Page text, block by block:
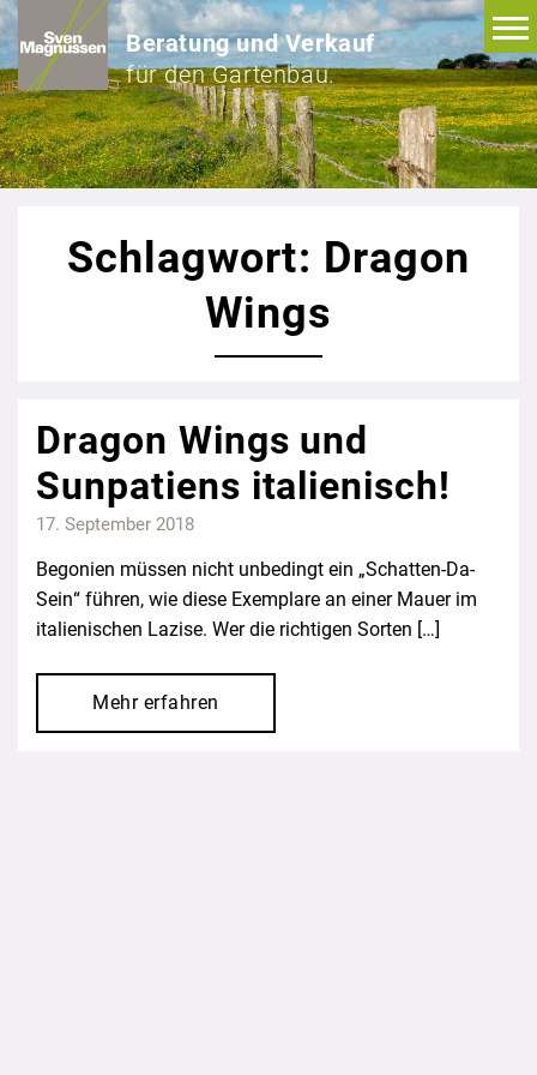
Beratung und Verkauf
für den Gartenbau.
Schlagwort: Dragon
Wings
Dragon Wings und
Sunpatiens italienisch!
17. September 2018
Begonien müssen nicht unbedingt ein „Schatten-Da-
Sein“ führen, wie diese Exemplare an einer Mauer im
italienischen Lazise. Wer die richtigen Sorten […]
Mehr erfahren